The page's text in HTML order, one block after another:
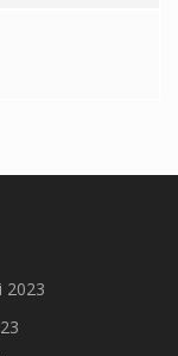
2023